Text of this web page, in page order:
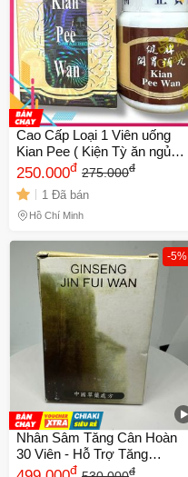
Cao Cấp Loại 1 Viên uống
Kian Pee ( Kiện Tỳ ăn ngủ
ngon ) - Mã 1062 - xuất xứ
Malaysia - 1 hộp gồm 30 viên
250.000đ 275.000đ
1 Đã bán
Hồ Chí Minh
-5%
Nhân Sâm Tăng Cân Hoàn
30 Viên - Hỗ Trợ Tăng
Cường Sinh Lực Và Cải
đ đ